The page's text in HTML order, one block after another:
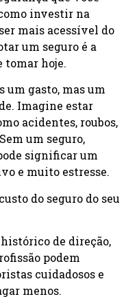
investir na
mais acessível do
um seguro é a
tomar hoje.
um gasto, mas um
Imagine estar
acidentes, roubos,
um seguro,
significar um
e muito estresse.
do seguro do seu
histórico de direção,
podem
cuidadosos e
menos.